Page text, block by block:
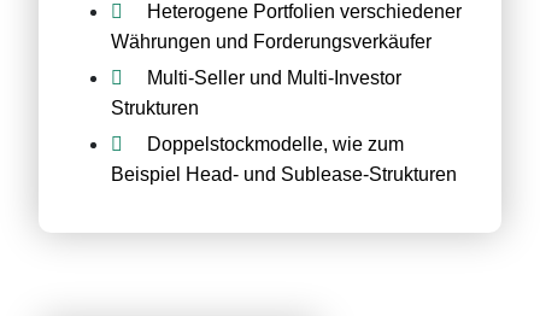
Heterogene Portfolien verschiedener
Währungen und Forderungsverkäufer
Multi-Seller und Multi-Investor
Strukturen
Doppelstockmodelle, wie zum
Beispiel Head- und Sublease-Strukturen